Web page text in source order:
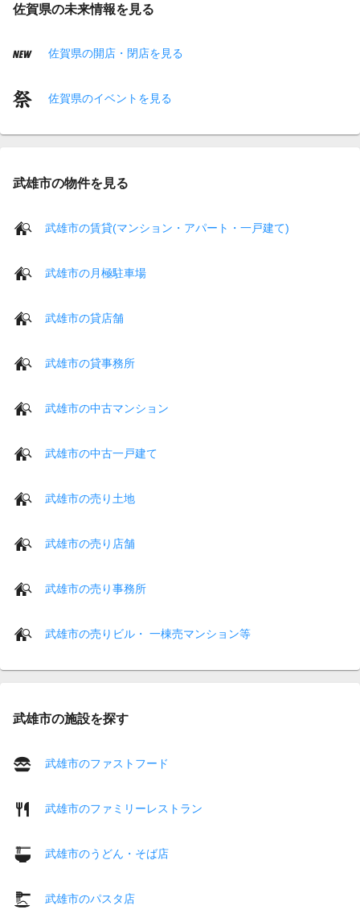
佐賀県の未来情報を見る
佐賀県の開店・閉店を見る
佐賀県のイベントを見る
武雄市の物件を見る
武雄市の賃貸(マンション・アパート・一戸建て)
武雄市の月極駐車場
武雄市の貸店舗
武雄市の貸事務所
武雄市の中古マンション
武雄市の中古一戸建て
武雄市の売り土地
武雄市の売り店舗
武雄市の売り事務所
武雄市の売りビル・ 一棟売マンション等
武雄市の施設を探す
武雄市のファストフード
武雄市のファミリーレストラン
武雄市のうどん・そば店
武雄市のパスタ店